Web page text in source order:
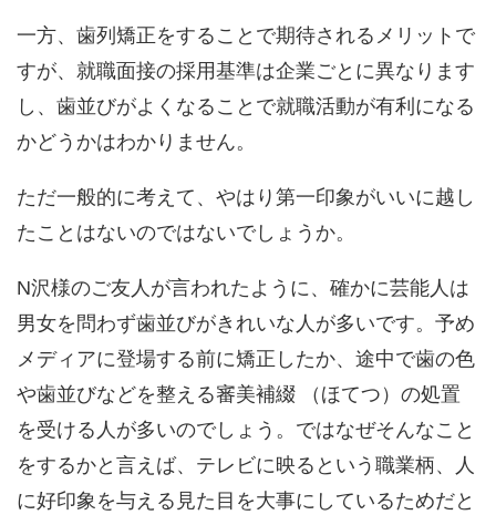
一方、歯列矯正をすることで期待されるメリットで
すが、就職面接の採用基準は企業ごとに異なります
し、歯並びがよくなることで就職活動が有利になる
かどうかはわかりません。
ただ一般的に考えて、やはり第一印象がいいに越し
たことはないのではないでしょうか。
N沢様のご友人が言われたように、確かに芸能人は
男女を問わず歯並びがきれいな人が多いです。予め
メディアに登場する前に矯正したか、途中で歯の色
や歯並びなどを整える審美補綴 （ほてつ）の処置
を受ける人が多いのでしょう。ではなぜそんなこと
をするかと言えば、テレビに映るという職業柄、人
に好印象を与える見た目を大事にしているためだと